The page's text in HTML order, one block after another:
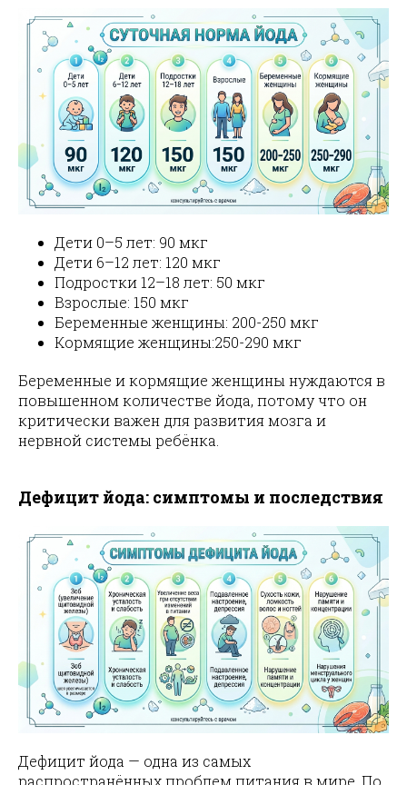
Дети 0–5 лет: 90 мкг
Дети 6–12 лет: 120 мкг
Подростки 12–18 лет: 50 мкг
Взрослые: 150 мкг
Беременные женщины: 200-250 мкг
Кормящие женщины:250-290 мкг
Беременные и кормящие женщины нуждаются в
повышенном количестве йода, потому что он
критически важен для развития мозга и
нервной системы ребёнка.
Дефицит йода: симптомы и последствия
Дефицит йода — одна из самых
распространённых проблем питания в мире. По